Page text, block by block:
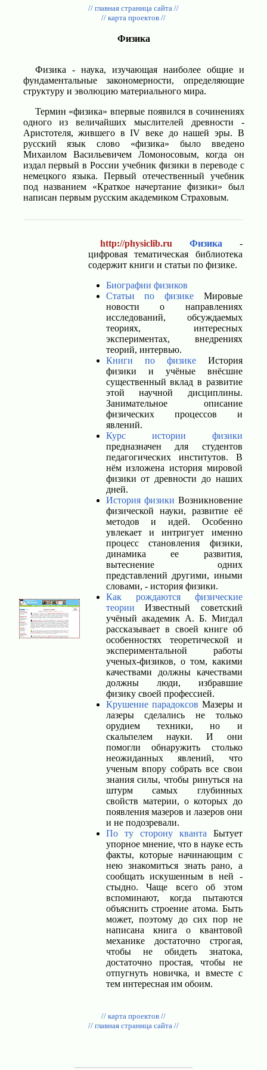
// главная страница сайта //
// карта проектов //
Физика
Физика - наука, изучающая наиболее общие и
фундаментальные закономерности, определяющие
структуру и эволюцию материального мира.
Термин «физика» впервые появился в сочинениях
одного из величайших мыслителей древности -
Аристотеля, жившего в IV веке до нашей эры. В
русский язык слово «физика» было введено
Михаилом Васильевичем Ломоносовым, когда он
издал первый в России учебник физики в переводе с
немецкого языка. Первый отечественный учебник
под названием «Краткое начертание физики» был
написан первым русским академиком Страховым.
http://physiclib.ru Физика -
цифровая тематическая библиотека
содержит книги и статьи по физике.
Биографии физиков
Статьи по физикеМировые
новости о направлениях
исследований, обсуждаемых
теориях, интересных
экспериментах, внедрениях
теорий, интервью.
Книги по физикеИстория
физики и учёные внёсшие
существенный вклад в развитие
этой научной дисциплины.
Занимательное описание
физических процессов и
явлений.
Курс истории физики
предназначен для студентов
педагогических институтов. В
нём изложена история мировой
физики от древности до наших
дней.
История физики Возникновение
физической науки, развитие её
методов и идей. Особенно
увлекает и интригует именно
процесс становления физики,
динамика ее развития,
вытеснение одних
представлений другими, иными
словами, - история физики.
Как рождаются физические
теории Известный советский
учёный академик А. Б. Мигдал
рассказывает в своей книге об
особенностях теоретической и
экспериментальной работы
ученых-физиков, о том, какими
качествами должны качествами
должны люди, избравшие
физику своей профессией.
Крушение парадоксов Мазеры и
лазеры сделались не только
орудием техники, но и
скальпелем науки. И они
помогли обнаружить столько
неожиданных явлений, что
ученым впору собрать все свои
знания силы, чтобы ринуться на
штурм самых глубинных
свойств материи, о которых до
появления мазеров и лазеров они
и не подозревали.
По ту сторону кванта Бытует
упорное мнение, что в науке есть
факты, которые начинающим с
нею знакомиться знать рано, а
сообщать искушенным в ней -
стыдно. Чаще всего об этом
вспоминают, когда пытаются
объяснить строение атома. Быть
может, поэтому до сих пор не
написана книга о квантовой
механике достаточно строгая,
чтобы не обидеть знатока,
достаточно простая, чтобы не
отпугнуть новичка, и вместе с
тем интересная им обоим.
// карта проектов //
// главная страница сайта //